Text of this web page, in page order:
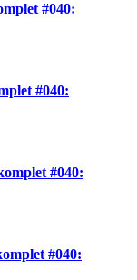
#040:
#040:
#040:
#040: